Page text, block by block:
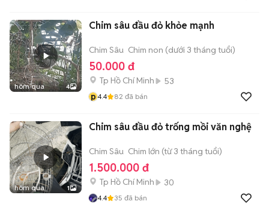
hôm qua 4
Chim sâu đầu đỏ khỏe mạnh
Chim Sâu Chim non (dưới 3 tháng tuổi)
50.000 đ
Tp Hồ Chí Minh
53
p4.4 82 đã bán
hôm qua 1
Chim sâu đầu đỏ trống mồi văn nghệ
Chim Sâu Chim lớn (từ 3 tháng tuổi)
1.500.000 đ
Tp Hồ Chí Minh 30
4.4 35 đã bán